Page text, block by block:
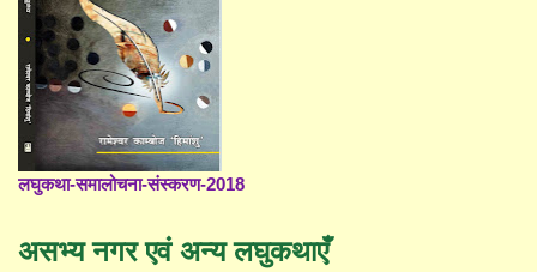
लघुकथा-समालोचना-संस्करण-2018
असभ्य नगर एवं अन्य लघुकथाएँ